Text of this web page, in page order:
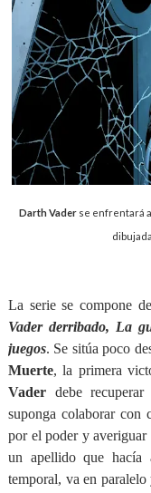
Darth Vaderse enfrentará
La serie se compone
Vader derribado, La
juegos. Se sitúa poco
Muerte, la primera
Vader debe
suponga colaborar con
por el poder y averiguar
un apellido que hacía
temporal, va en